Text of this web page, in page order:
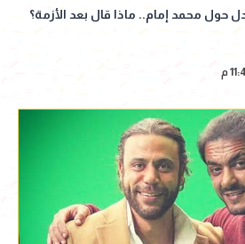
حول محمد إمام.. ماذا قال بعد الأزمة؟